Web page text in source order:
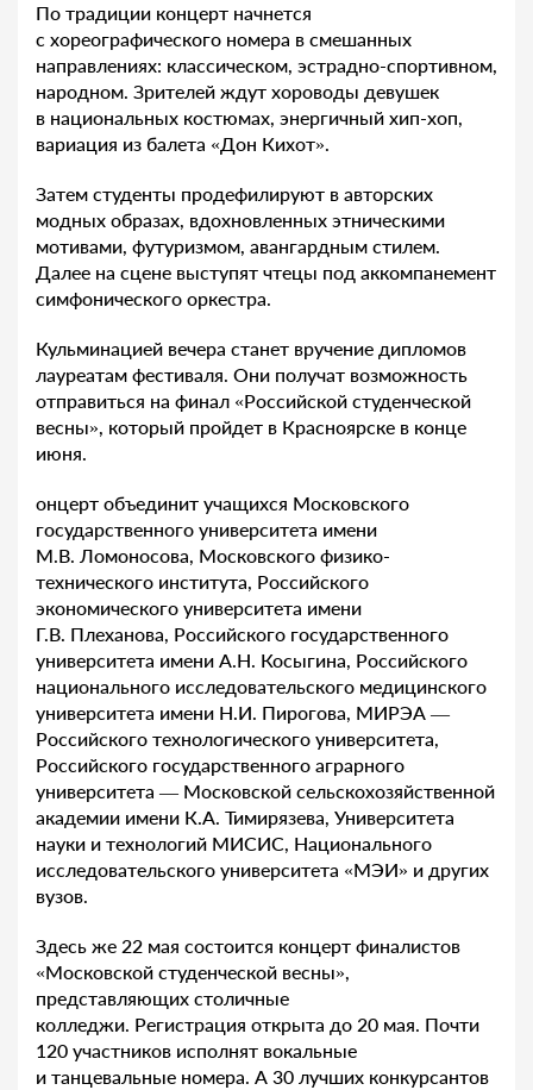
По традиции концерт начнется
с хореографического номера в смешанных
направлениях: классическом, эстрадно-спортивном,
народном. Зрителей ждут хороводы девушек
в национальных костюмах, энергичный хип-хоп,
вариация из балета «Дон Кихот».
Затем студенты продефилируют в авторских
модных образах, вдохновленных этническими
мотивами, футуризмом, авангардным стилем.
Далее на сцене выступят чтецы под аккомпанемент
симфонического оркестра.
Кульминацией вечера станет вручение дипломов
лауреатам фестиваля. Они получат возможность
отправиться на финал «Российской студенческой
весны», который пройдет в Красноярске в конце
июня.
онцерт объединит учащихся Московского
государственного университета имени
М.В. Ломоносова, Московского физико-
технического института, Российского
экономического университета имени
Г.В. Плеханова, Российского государственного
университета имени А.Н. Косыгина, Российского
национального исследовательского медицинского
университета имени Н.И. Пирогова, МИРЭА —
Российского технологического университета,
Российского государственного аграрного
университета — Московской сельскохозяйственной
академии имени К.А. Тимирязева, Университета
науки и технологий МИСИС, Национального
исследовательского университета «МЭИ» и других
вузов.
Здесь же 22 мая состоится концерт финалистов
«Московской студенческой весны»,
представляющих столичные
колледжи. Регистрация открыта до 20 мая. Почти
120 участников исполнят вокальные
и танцевальные номера. А 30 лучших конкурсантов